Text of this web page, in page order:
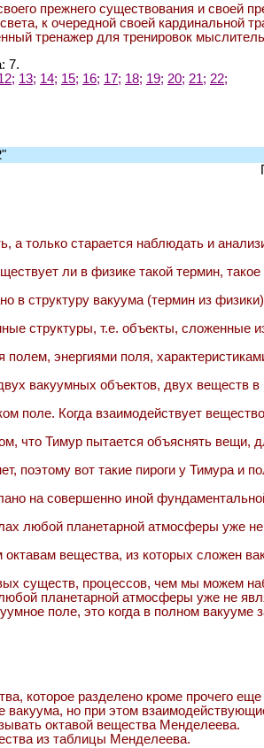
прежнего существования и своей
к очередной своей кардинальной
тренажер для тренировок
7.
13; 14; 15; 16; 17; 18; 19; 20; 21; 22;
только старается наблюдать и
ли в физике такой термин,
в структуру вакуума (термин из
структуры, т.е. объекты, сложенные
энергиями поля,
вакуумных объектов, двух
поле. Когда взаимодействует
что Тимур пытается объяснять
поэтому вот такие пироги у Тимура и
на совершенно иной
любой планетарной атмосферы уже
вещества, из которых сложен
существ, процессов, чем мы можем
планетарной атмосферы уже не
поле, это когда в полном
которое разделено кроме прочего еще
вакуума, но при этом
октавой вещества Менделеева.
из таблицы Менделеева.